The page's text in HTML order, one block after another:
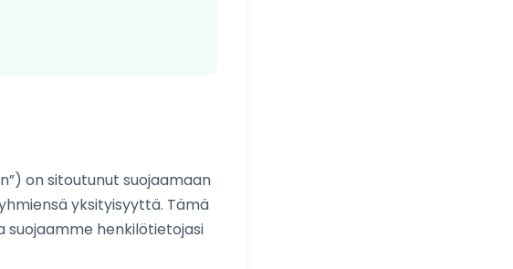
on sitoutunut suojaamaan
yksityisyyttä. Tämä
suojaamme henkilötietojasi